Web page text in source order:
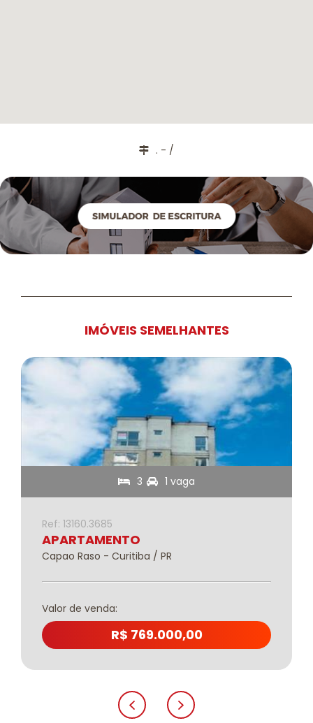
. - /
IMÓVEIS SEMELHANTES
3 1 vaga
Ref: 13160.3685
APARTAMENTO
Capao Raso - Curitiba / PR
Valor de venda:
R$ 769.000,00